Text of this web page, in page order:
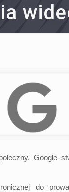
Google
do